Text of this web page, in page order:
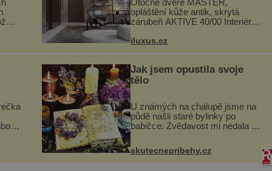
na
opláštění kůže antik, skrytá
zárubeň AKTIVE 40/00 Interiéry
vyžadují atypické rozměry nejen
nábytku, ale i otvorových prvků.
iluxus.cz
Jak jsem opustila svoje
tělo
U známých na chalupě jsme na
půdě našli staré bylinky po
babičce. Zvědavost mi nedala a
Zimní pobyt na chalupě se pro
mě vlastní vinou změnil v děsivý
zážitek, na kt...
skutecnepribehy.cz